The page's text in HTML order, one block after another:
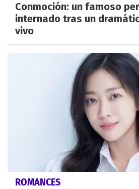
Conmoción: un famoso
internado tras un
vivo
ROMANCES